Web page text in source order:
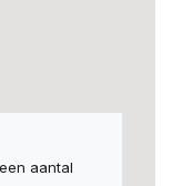
aantal